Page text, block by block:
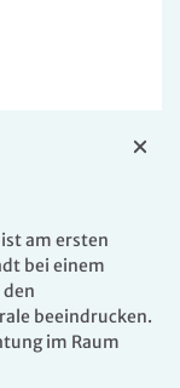
am ersten
bei einem
den
beeindrucken.
im Raum